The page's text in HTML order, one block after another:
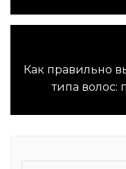
Как правильно
типа волос: